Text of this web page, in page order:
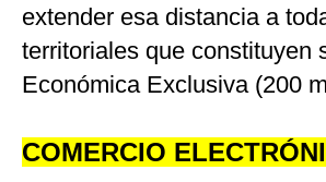
extender esa distancia a
territoriales que constituyen
Económica Exclusiva (200
COMERCIO